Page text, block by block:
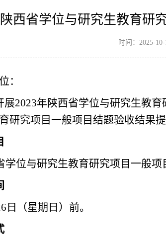
西省学位与研究生教育研
时间：2025-10-
：
展2023年陕西省学位与研究生教
研究项目一般项目结题验收结果提
学位与研究生教育研究项目一般项
日（星期日）前。